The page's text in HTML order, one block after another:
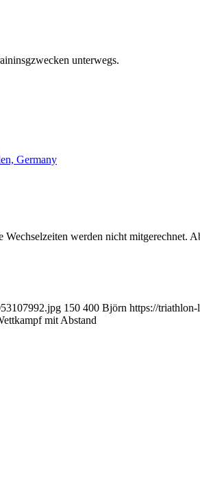
unterwegs.
Germany
werden nicht mitgerechnet.
150 400 Björn https://
mit Abstand